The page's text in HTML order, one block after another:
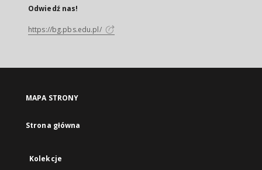
Odwiedź nas!
https://bg.pbs.edu.pl/
MAPA STRONY
Strona główna
Kolekcje